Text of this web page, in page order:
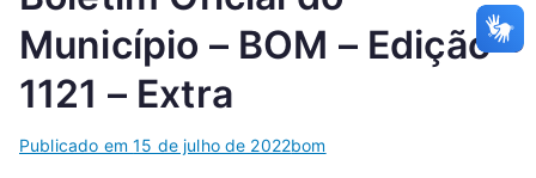
Município – BOM – Edição
1121 – Extra
Publicado em15 de julho de 2022bom